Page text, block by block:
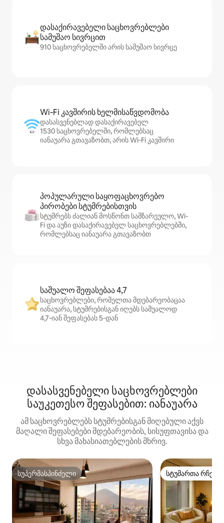
დასაქირავებელი საცხოვრებლები
სამუშაო სივრცით
910 საცხოვრებელში არის სამუშაო სივრცე
Wi‑Fi კავშირის ხელმისაწვდომობა
დასასვენებლად დასაქირავებელ
1530 საცხოვრებელში, რომლებსაც
იანაუარა გთავაზობთ, არის Wi‑Fi კავშირი
პოპულარული საყოფაცხოვრებო
პირობები სტუმრებისთვის
სტუმრებს ძალიან მოსწონთ სამზარეულო, Wi-
Fi და აუზი დასაქირავებელ საცხოვრებლებში,
რომლებსაც იანაუარა გთავაზობთ
საშუალო შეფასებაა 4,7
საცხოვრებლები, რომელთა მდებარეობაცაა
იანაუარა, სტუმრებისგან იღებს საშუალოდ
4,7‑იან შეფასებას 5‑დან
დასასვენებელი საცხოვრებლები
საუკეთესო შეფასებით: იანაუარა
ამ საცხოვრებლებს სტუმრებისგან მიღებული აქვს
მაღალი შეფასებები მდებარეობის, სისუფთავისა და
სხვა მახასიათებლების მხრივ.
სუპერმასპინძელი
სუპერმასპინძელი სტუმართა
სტუმართა